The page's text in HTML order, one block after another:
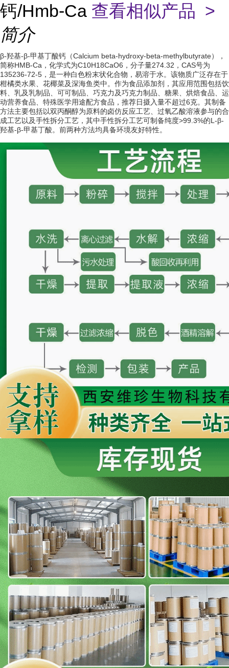
钙/Hmb-Ca 查看相似产品 >
简介
β-羟基-β-甲基丁酸钙 （Calcium beta-hydroxy-beta-methylbutyrate），
简称HMB-Ca，化学式为C10H18CaO6，分子量274.32，CAS号为
135236-72-5，是一种白色粉末状化合物，易溶于水。该物质广泛存在于
柑橘类水果、花椰菜及深海鱼类中。作为食品添加剂，其应用范围包括饮
料、乳及乳制品、可可制品、巧克力及巧克力制品、糖果、烘焙食品、运
动营养食品、特殊医学用途配方食品，推荐日摄入量不超过6克。其制备
方法主要包括以双丙酮醇为原料的卤仿反应工艺、过氧乙酸溶液参与的合
成工艺以及手性拆分工艺，其中手性拆分工艺可制备纯度>99.3%的L-β-
羟基-β-甲基丁酸。前两种方法均具备环境友好特性。